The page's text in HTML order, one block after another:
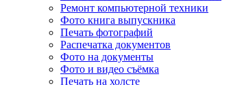
Ремонт компьютерной техники
Фото книга выпускника
Печать фотографий
Распечатка документов
Фото на документы
Фото и видео съёмка
Печать на холсте